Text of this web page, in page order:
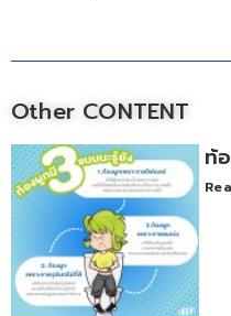
Other CONTENT
ท้